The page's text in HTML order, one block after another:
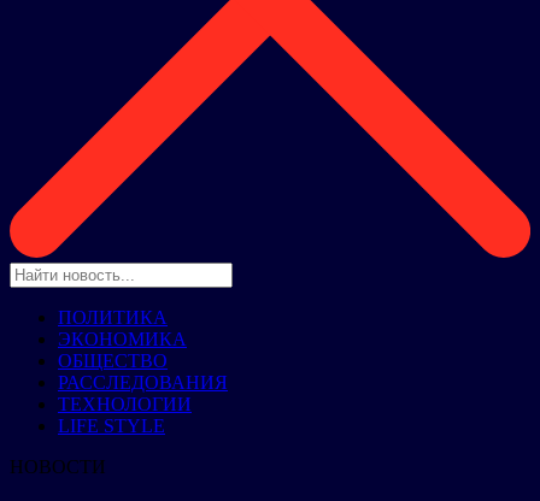
ПОЛИТИКА
ЭКОНОМИКА
ОБЩЕСТВО
РАССЛЕДОВАНИЯ
ТЕХНОЛОГИИ
LIFE STYLE
НОВОСТИ